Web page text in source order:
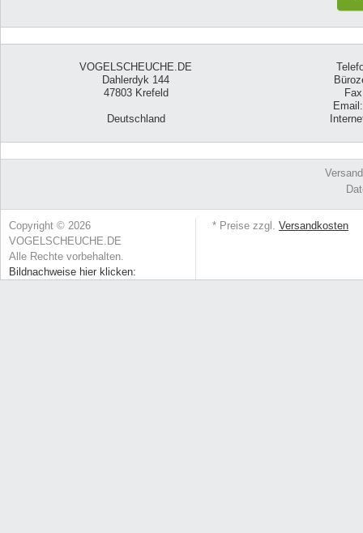
VOGELSCHEUCHE.DE
Dahlerdyk 144
47803 Krefeld
Deutschland
Copyright © 2026
VOGELSCHEUCHE.DE
Alle Rechte vorbehalten.
Bildnachweise hier klicken:
* Preise zzgl. Versandkosten